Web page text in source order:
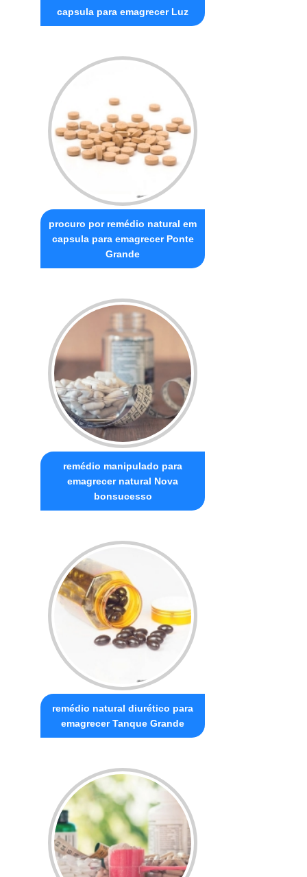
capsula para emagrecer Luz
procuro por remédio natural em
capsula para emagrecer Ponte
Grande
remédio manipulado para
emagrecer natural Nova
bonsucesso
remédio natural diurético para
emagrecer Tanque Grande